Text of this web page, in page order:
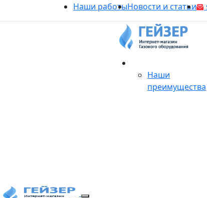
Наши работыНовости и статьи
Наши
преимущества